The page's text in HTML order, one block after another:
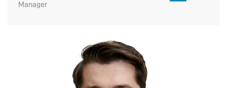
Manager